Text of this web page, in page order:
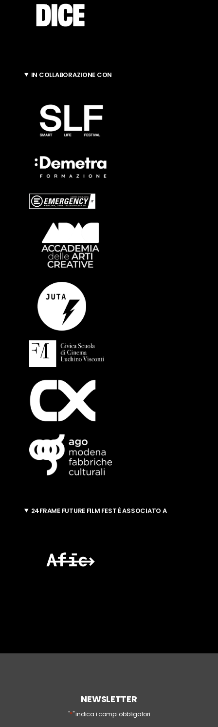
IN COLLABORAZIONE CON
24FRAME FUTURE FILM FEST È ASSOCIATO A
NEWSLETTER
"*" indica i campi obbligatori